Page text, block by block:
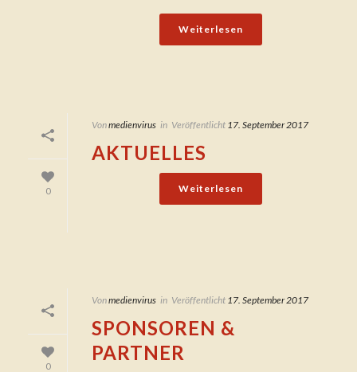
Weiterlesen
0
Vonmedienvirus in Veröffentlicht 17. September 2017
AKTUELLES
Weiterlesen
0
Vonmedienvirus in Veröffentlicht 17. September 2017
SPONSOREN &
PARTNER